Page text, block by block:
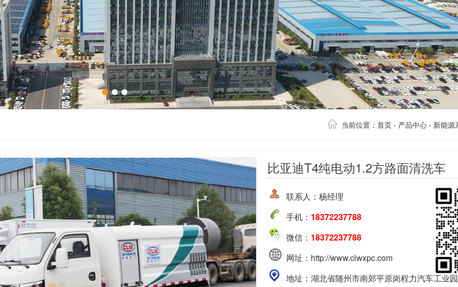
当前位置： 首页 - 产品中心 - 新能源
比亚迪T4纯电动1.2方路面清洗车
联系人：杨经理
手机： 18372237788
微信： 18372237788
网址：http://www.clwxpc.com
地址：湖北省随州市南郊平原岗程力汽车工业园